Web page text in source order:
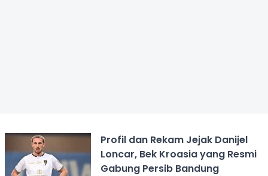
Profil dan Rekam Jejak Danijel
Loncar, Bek Kroasia yang Resmi
Gabung Persib Bandung